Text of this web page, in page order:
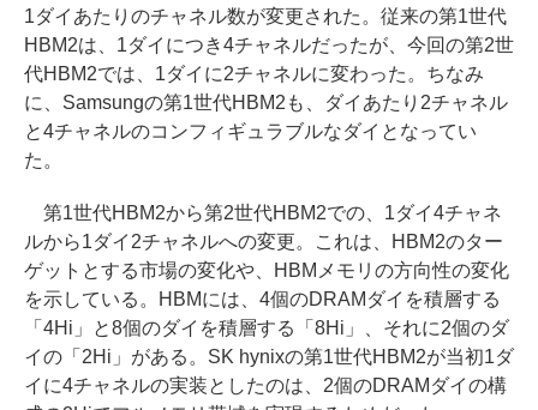
1ダイあたりのチャネル数が変更された。従来の第1世代
HBM2は、1ダイにつき4チャネルだったが、今回の第2世
代HBM2では、1ダイに2チャネルに変わった。ちなみ
に、Samsungの第1世代HBM2も、ダイあたり2チャネル
と4チャネルのコンフィギュラブルなダイとなってい
た。
第1世代HBM2から第2世代HBM2での、1ダイ4チャネ
ルから1ダイ2チャネルへの変更。これは、HBM2のター
ゲットとする市場の変化や、HBMメモリの方向性の変化
を示している。HBMには、4個のDRAMダイを積層する
「4Hi」と8個のダイを積層する「8Hi」、それに2個のダ
イの「2Hi」がある。SK hynixの第1世代HBM2が当初1ダ
イに4チャネルの実装としたのは、2個のDRAMダイの構